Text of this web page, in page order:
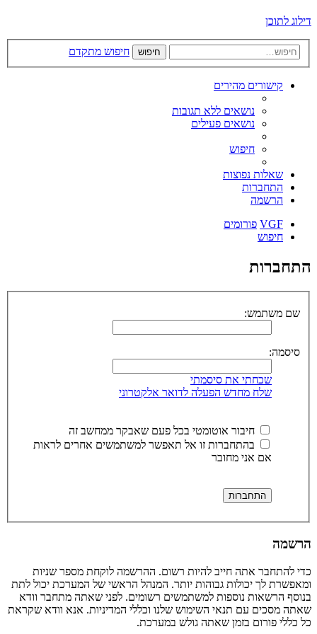
דילוג לתוכן
חיפוש חיפוש מתקדם
קישורים מהירים
נושאים ללא תגובות
נושאים פעילים
חיפוש
שאלות נפוצות
התחברות
הרשמה
VGF פורומים
חיפוש
התחברות
שם משתמש:
סיסמה:
שכחתי את סיסמתי
שלח מחדש הפעלה לדואר אלקטרוני
חיבור אוטומטי בכל פעם שאבקר ממחשב זה
בהתחברות זו אל תאפשר למשתמשים אחרים לראות
אם אני מחובר
הרשמה
כדי להתחבר אתה חייב להיות רשום. ההרשמה לוקחת מספר שניות
ומאפשרת לך יכולות גבוהות יותר. המנהל הראשי של המערכת יכול לתת
בנוסף הרשאות נוספות למשתמשים רשומים. לפני שאתה מתחבר וודא
שאתה מסכים עם תנאי השימוש שלנו וכללי המדיניות. אנא וודא שקראת
כל כללי פורום בזמן שאתה גולש במערכת.